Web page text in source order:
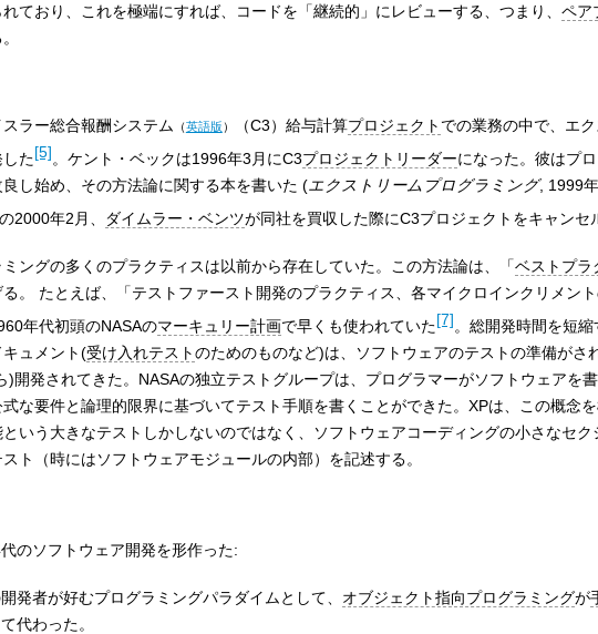
ており、これを極端にすれば、コードを「継続的」にレビューする、つまり、 ペア
スラー総合報酬システム （英語版） （C3）給与計算プロジェクト での業務の中で、エ
た[5]。ケント・ベックは1996年3月にC3プロジェクトリーダーになった。彼はプ
し始め、その方法論に関する本を書いた (エクストリームプログラミング, 1999
2000年2月、 ダイムラー・ベンツが同社を買収した際にC3プロジェクトをキャンセ
ングの多くのプラクティスは以前から存在していた。この方法論は、「ベストプラ
。 たとえば、「テストファースト開発のプラクティス、各マイクロインクリメン
年代初頭のNASAのマーキュリー計画で早くも使われていた[7]。総開発時間を短縮
ュメント(受け入れテストのためのものなど)は、ソフトウェアのテストの準備がさ
)開発されてきた。NASAの独立テストグループは、プログラマーがソフトウェアを
な要件と論理的限界に基づいてテスト手順を書くことができた。XPは、この概念
いう大きなテストしかしないのではなく、ソフトウェアコーディングの小さなセク
ト（時にはソフトウェアモジュールの内部）を記述する。
のソフトウェア開発を形作った:
発者が好むプログラミングパラダイムとして、 オブジェクト指向プログラミングが
代わった。